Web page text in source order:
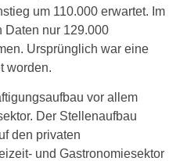
um 110.000 erwartet. Im
Daten nur 129.000
Ursprünglich war eine
worden.
vor allem
Der Stellenaufbau
den privaten
und Gastronomiesektor